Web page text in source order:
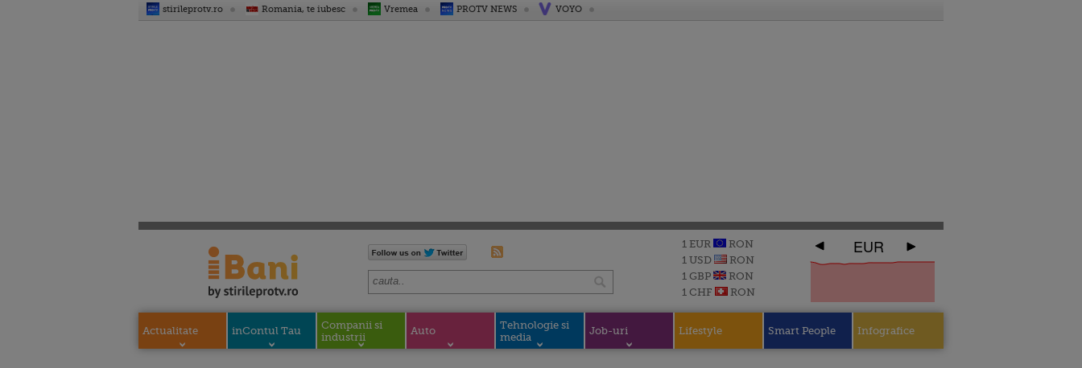
stirileprotv.ro Romania, te iubesc Vremea PROTV NEWS VOYO
1 EUR
RON
1 USD
RON
1 GBP
RON
1 CHF
RON
EUR
Actualitate inContul Tau
Companii si
industrii
Auto
Tehnologie si
media
Job-uri Lifestyle Smart People Infografice